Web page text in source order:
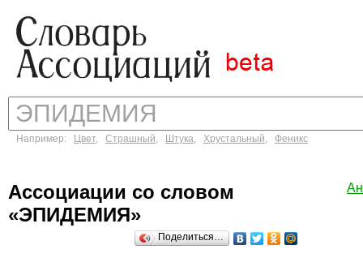
Например: Цвет, Страшный, Штука, Хрустальный, Феникс
Ассоциации со словом
«ЭПИДЕМИЯ»
Поделиться…